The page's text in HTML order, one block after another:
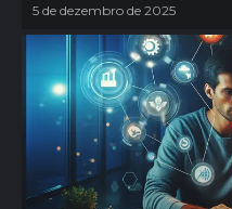
5 de dezembro de 2025